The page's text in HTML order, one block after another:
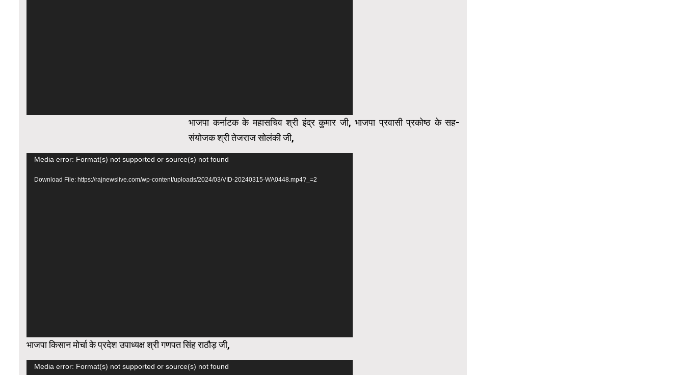
भाजपा कर्नाटक के महासचिव श्री इंद्र कुमार जी, भाजपा प्रवासी प्रकोष्ठ के सह-
संयोजक श्री तेजराज सोलंकी जी,
Video
Player
Media error: Format(s) not supported or source(s) not found
Download File: https://rajnewslive.com/wp-content/uploads/2024/03/VID-20240315-WA0448.mp4?_=2
भाजपा किसान मोर्चा के प्रदेश उपाध्यक्ष श्री गणपत सिंह राठौड़ जी,
Video
Media error: Format(s) not supported or source(s) not found